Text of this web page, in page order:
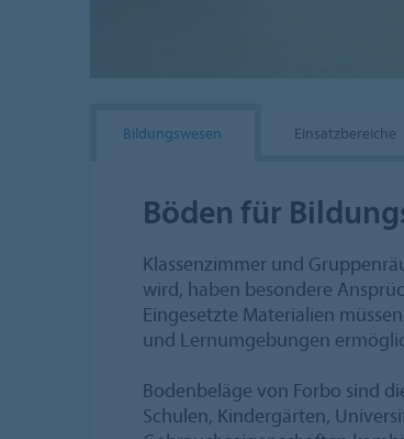
Bildungswesen Einsatzbereiche
Böden für
Klassenzimmer und
wird, haben besondere
Eingesetzte Materialien
und Lernumgebungen
Bodenbeläge von Forbo sind
Schulen, Kindergärten,